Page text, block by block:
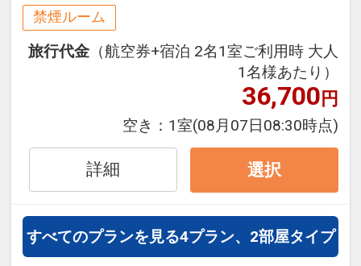
ダンな魅力を物語る街 淀屋橋・北浜
エリアに2017年7月28日オープン！
無料Wi-Fi、加湿機能付空気清浄機、
デスクスタンド、ズボンプレッサー
などビジネス利用に必須の設備を全
室完備！
禁煙ルーム
旅行代金 （航空券+宿泊 2名1室ご利用時 大人
1名様あたり）
36,700円
空き： 1室(08月07日08:30時点)
詳細 選択
すべてのプランを見る4プラン、2部屋タイプ